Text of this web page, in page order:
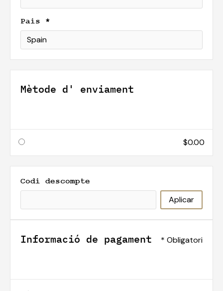
Pais *
Mètode d' enviament
$0.00
Codi descompte
Aplicar
Informació de pagament * Obligatori